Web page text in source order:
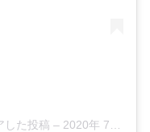
した投稿 – 2020年 7月月21日午前5時03分PDT